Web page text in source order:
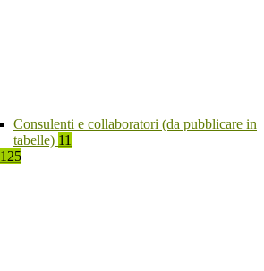
Consulenti e collaboratori (da pubblicare in
tabelle) 11
125